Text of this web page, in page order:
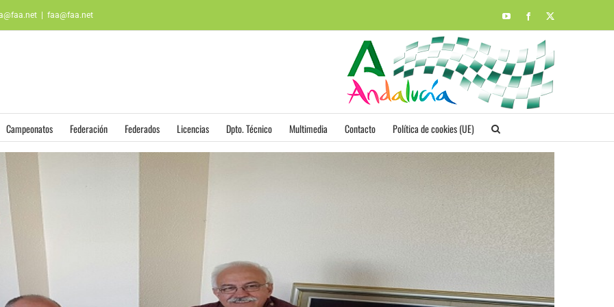
faa@faa.net YouTubeFacebook
Campeonatos Federación Federados Licencias Dpto. Técnico Multimedia Contacto Política de cookies (UE)